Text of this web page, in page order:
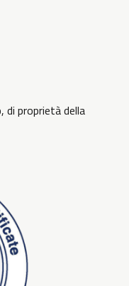
di proprietà della